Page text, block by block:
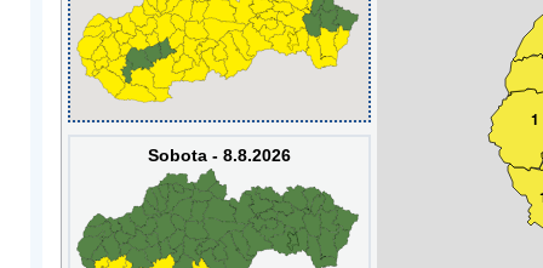
Sobota - 8.8.2026
1